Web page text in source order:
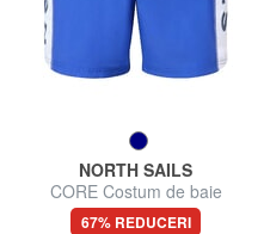
NORTH SAILS
CORE Costum de baie
67% REDUCERI